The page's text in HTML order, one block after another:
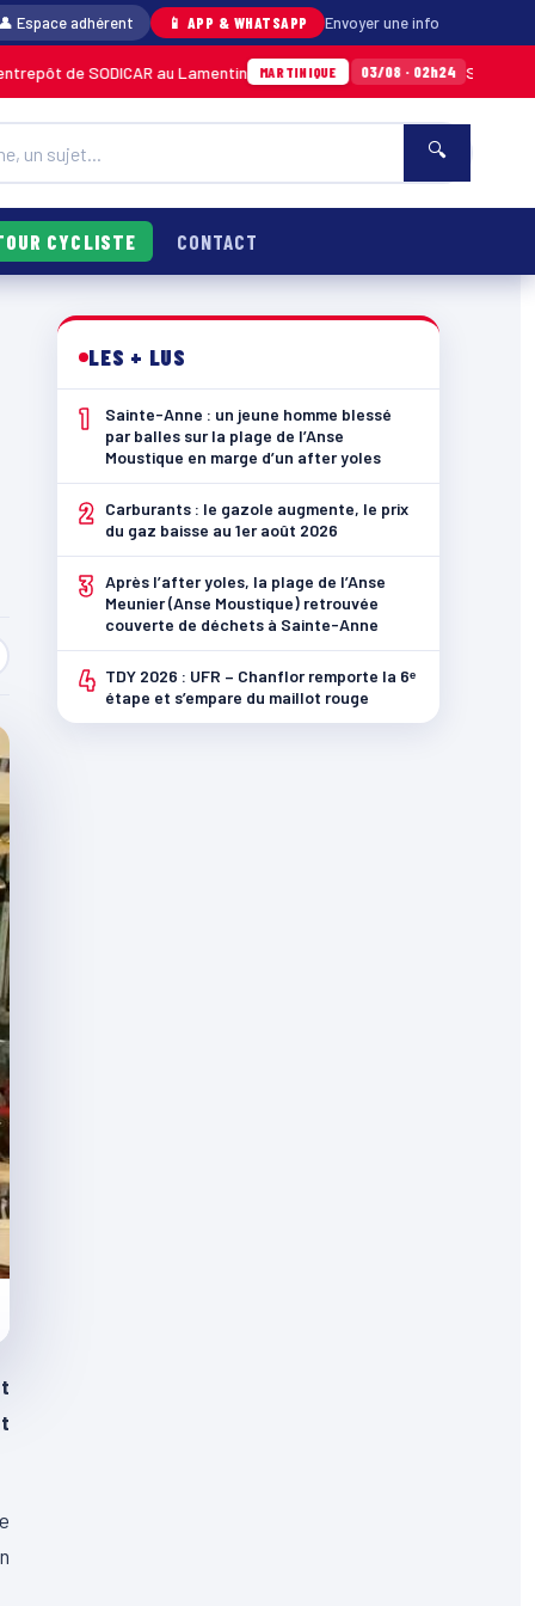
Espace adhérent 📱 APP & WHATSAPP Envoyer une info
au Lamentin MARTINIQUE 03/08 · 02h24 Sainte-Anne : un
🔍
CYCLISTE CONTACT
LES + LUS
1
Sainte-Anne : un jeune homme blessé
par balles sur la plage de l’Anse
Moustique en marge d’un after yoles
2
Carburants : le gazole augmente, le prix
du gaz baisse au 1er août 2026
3 Après l’after yoles, la plage de l’Anse
Meunier (Anse Moustique) retrouvée
couverte de déchets à Sainte-Anne
4 TDY 2026 : UFR – Chanflor remporte la 6ᵉ
étape et s’empare du maillot rouge